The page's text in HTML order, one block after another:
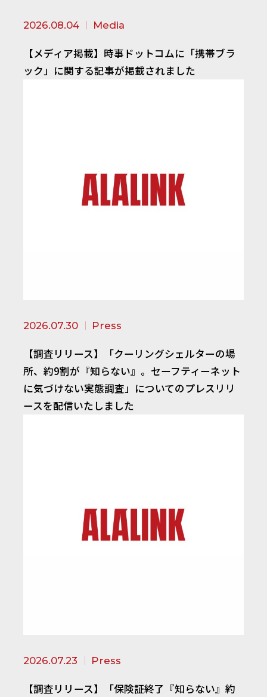
2026.08.04 Media
【メディア掲載】時事ドットコムに「携帯ブラ
ック」に関する記事が掲載されました
2026.07.30 Press
【調査リリース】「クーリングシェルターの場
所、約9割が『知らない』。セーフティーネット
に気づけない実態調査」についてのプレスリリ
ースを配信いたしました
2026.07.23 Press
【調査リリース】「保険証終了『知らない』約